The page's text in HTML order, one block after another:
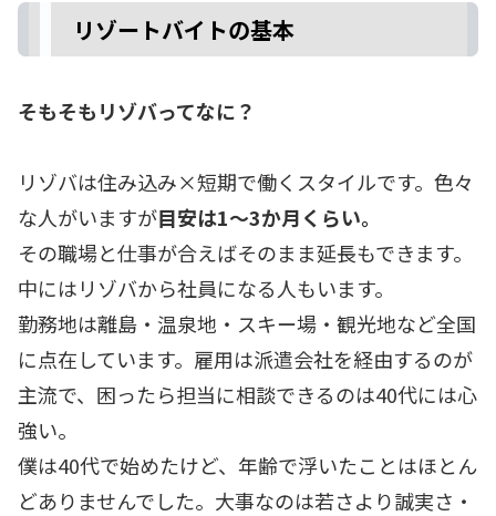
リゾートバイトの基本
そもそもリゾバってなに？
リゾバは住み込み×短期で働くスタイルです。色々
な人がいますが目安は1〜3か月くらい。
その職場と仕事が合えばそのまま延長もできます。
中にはリゾバから社員になる人もいます。
勤務地は離島・温泉地・スキー場・観光地など全国
に点在しています。雇用は派遣会社を経由するのが
主流で、困ったら担当に相談できるのは40代には心
強い。
僕は40代で始めたけど、年齢で浮いたことはほとん
どありませんでした。大事なのは若さより誠実さ・